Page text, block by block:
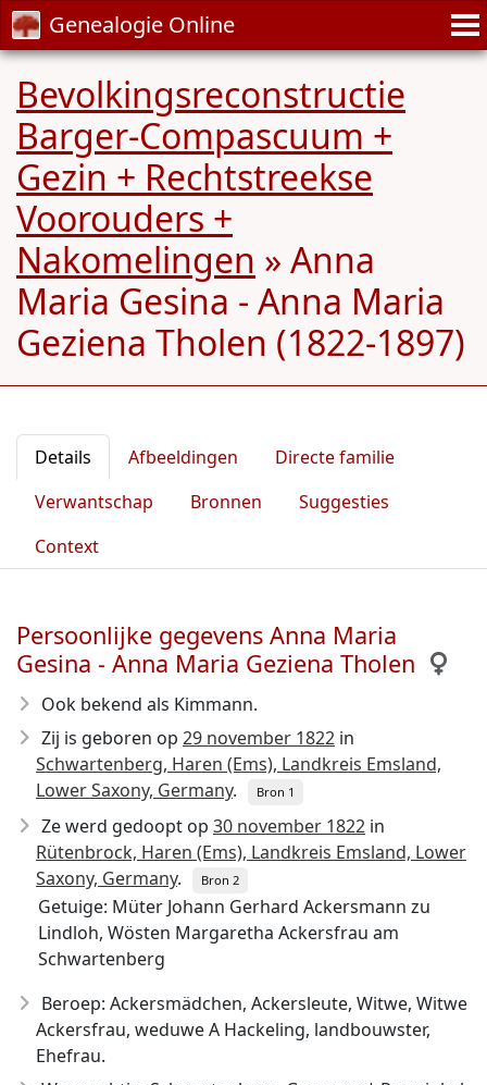
Genealogie Online
Bevolkingsreconstructie
Barger-Compascuum +
Gezin + Rechtstreekse
Voorouders +
Nakomelingen » Anna
Maria Gesina - Anna Maria
Geziena Tholen (1822-1897)
Details Afbeeldingen
Directe familie
Verwantschap
Bronnen
Suggesties
Context
Persoonlijke gegevens Anna Maria
Gesina - Anna Maria Geziena Tholen
Ook bekend als Kimmann.
Zij is geboren op 29 november 1822 in
Schwartenberg, Haren (Ems), Landkreis Emsland,
Lower Saxony, Germany. Bron 1
Ze werd gedoopt op 30 november 1822 in
Rütenbrock, Haren (Ems), Landkreis Emsland, Lower
Saxony, Germany. Bron 2
Getuige: Müter Johann Gerhard Ackersmann zu
Lindloh, Wösten Margaretha Ackersfrau am
Schwartenberg
Beroep: Ackersmädchen, Ackersleute, Witwe, Witwe
Ackersfrau, weduwe A Hackeling, landbouwster,
Ehefrau.